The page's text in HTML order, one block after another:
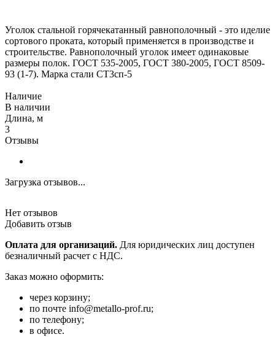
Уголок стальной горячекатанный равнополочный - это иделие
сортового проката, который применяется в производстве и
строительстве. Равнополочный уголок имеет одинаковые
размеры полок. ГОСТ 535-2005, ГОСТ 380-2005, ГОСТ 8509-
93 (1-7). Марка стали СТ3сп-5
Наличие
В наличии
Длина, м
3
Отзывы
Загрузка отзывов...
Нет отзывов
Добавить отзыв
Оплата для организаций. Для юридических лиц доступен
безналичный расчет с НДС.
Заказ можно оформить:
через корзину;
по почте info@metallo-prof.ru;
по телефону;
в офисе.